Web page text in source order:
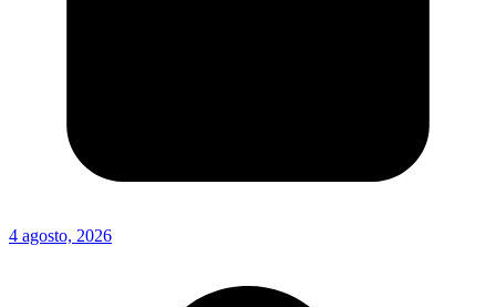
4 agosto, 2026